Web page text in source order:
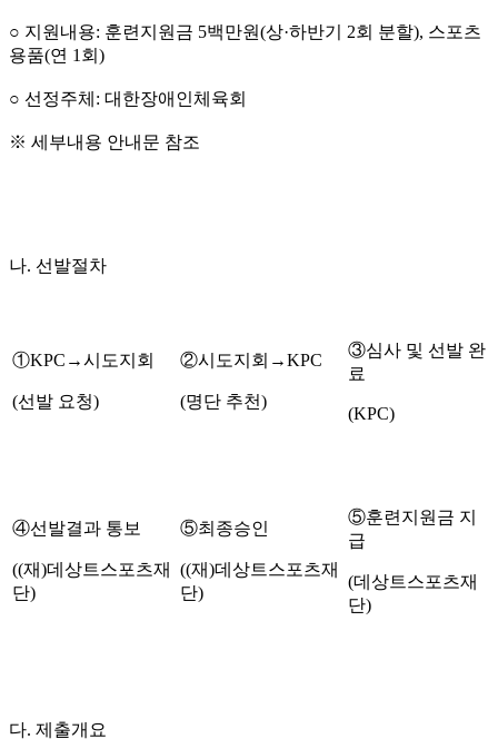
○ 지원내용: 훈련지원금 5백만원(상·하반기 2회 분할), 스포츠
용품(연 1 회 )
○ 선정주체 : 대한장애인체육회
※ 세부내용 안내문 참조
나. 선발절차
①KPC →시도지회
(선발 요청)
②시도지회→KPC
(명단 추천)
③심사 및 선발 완
료
(KPC)
④선발결과 통보
((재)데상트스포츠재
단)
⑤최종승인
((재)데상트스포츠재
단)
⑤훈련지원금 지
급
(데상트스포츠재
단)
다. 제출개요